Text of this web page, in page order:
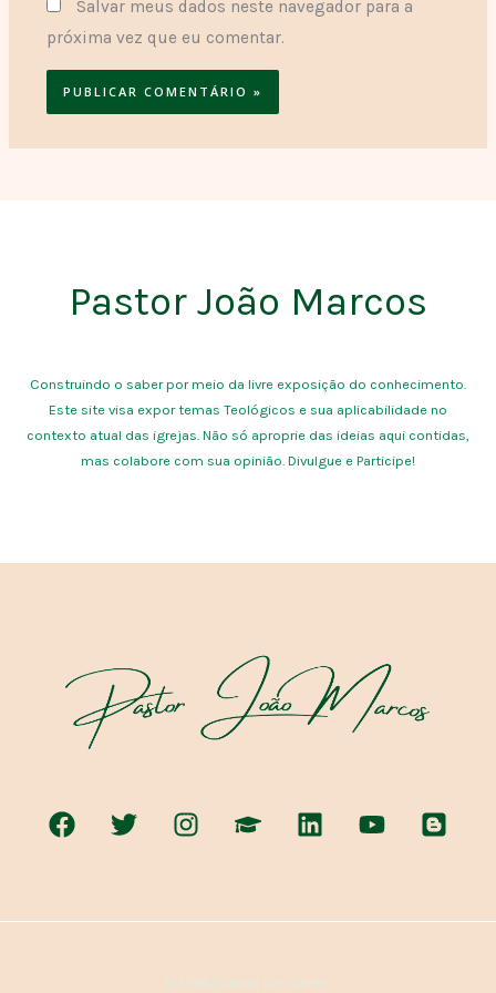
Salvar meus dados neste navegador para a
próxima vez que eu comentar.
Pastor João Marcos
Construindo o saber por meio da livre exposição do conhecimento.
Este site visa expor temas Teológicos e sua aplicabilidade no
contexto atual das igrejas. Não só aproprie das ideias aqui contidas,
mas colabore com sua opinião. Divulgue e Participe!